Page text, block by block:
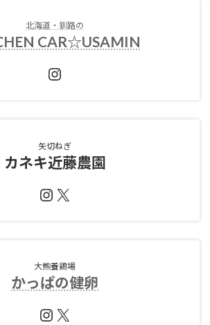
北海道・釧路の
CAR☆USAMIN
Instagram
矢切ねぎ
カネキ近藤農園
Instagram
X
大熊養鶏場
かっぱの健卵
Instagram
X